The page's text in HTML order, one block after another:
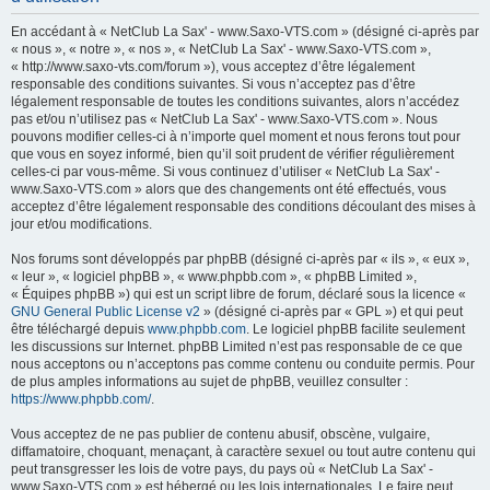
h
En accédant à « NetClub La Sax' - www.Saxo-VTS.com » (désigné ci-après par
« nous », « notre », « nos », « NetClub La Sax' - www.Saxo-VTS.com »,
« http://www.saxo-vts.com/forum »), vous acceptez d’être légalement
responsable des conditions suivantes. Si vous n’acceptez pas d’être
légalement responsable de toutes les conditions suivantes, alors n’accédez
pas et/ou n’utilisez pas « NetClub La Sax' - www.Saxo-VTS.com ». Nous
pouvons modifier celles-ci à n’importe quel moment et nous ferons tout pour
que vous en soyez informé, bien qu’il soit prudent de vérifier régulièrement
celles-ci par vous-même. Si vous continuez d’utiliser « NetClub La Sax' -
www.Saxo-VTS.com » alors que des changements ont été effectués, vous
acceptez d’être légalement responsable des conditions découlant des mises à
jour et/ou modifications.
Nos forums sont développés par phpBB (désigné ci-après par « ils », « eux »,
« leur », « logiciel phpBB », « www.phpbb.com », « phpBB Limited »,
« Équipes phpBB ») qui est un script libre de forum, déclaré sous la licence «
GNU General Public License v2 » (désigné ci-après par « GPL ») et qui peut
être téléchargé depuis www.phpbb.com. Le logiciel phpBB facilite seulement
les discussions sur Internet. phpBB Limited n’est pas responsable de ce que
nous acceptons ou n’acceptons pas comme contenu ou conduite permis. Pour
de plus amples informations au sujet de phpBB, veuillez consulter :
https://www.phpbb.com/.
Vous acceptez de ne pas publier de contenu abusif, obscène, vulgaire,
diffamatoire, choquant, menaçant, à caractère sexuel ou tout autre contenu qui
peut transgresser les lois de votre pays, du pays où « NetClub La Sax' -
www.Saxo-VTS.com » est hébergé ou les lois internationales. Le faire peut